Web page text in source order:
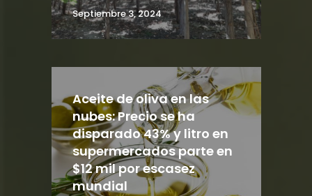
Septiembre 3, 2024
Aceite de oliva en las
nubes: Precio se ha
disparado 43% y litro en
supermercados parte en
$12 mil por escasez
mundial